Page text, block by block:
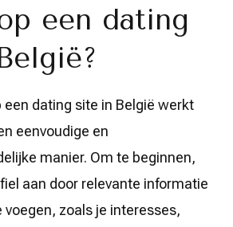
een dating
een dating site in België werkt
eenvoudige en
manier. Om te beginnen,
aan door relevante informatie
voegen, zoals je interesses,